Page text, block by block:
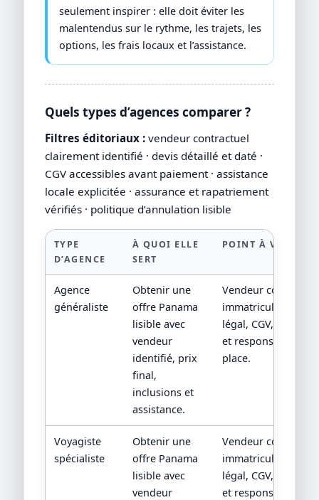
seulement inspirer : elle doit éviter les
malentendus sur le rythme, les trajets, les
options, les frais locaux et l’assistance.
Quels types d’agences comparer ?
Filtres éditoriaux : vendeur contractuel
clairement identifié · devis détaillé et daté ·
CGV accessibles avant paiement · assistance
locale explicitée · assurance et rapatriement
vérifiés · politique d’annulation lisible
TYPE
D’AGENCE
À QUOI ELLE
SERT
POINT À VÉRIFIER
Agence
généraliste
Obtenir une
offre Panama
lisible avec
vendeur
identifié, prix
final,
inclusions et
assistance.
Vendeur
immatriculation/
légal, CGV,
et responsabilité
place.
Voyagiste
spécialiste
Obtenir une
offre Panama
lisible avec
vendeur
Vendeur
immatriculation/
légal, CGV,
et responsabilité